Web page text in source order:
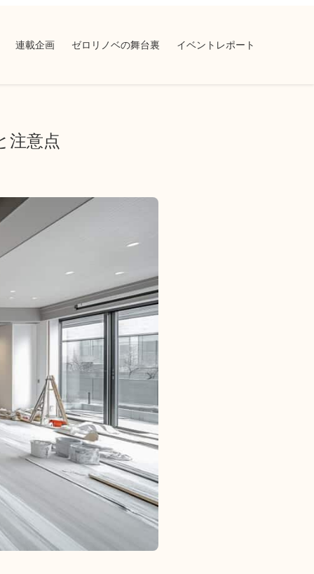
連載企画 ゼロリノベの舞台裏 イベントレポート
注意点